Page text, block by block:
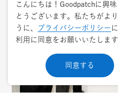
こんにちは！Goodpatchに興
とうございます。私たちがよ
うに、
プライバシーポリシー
利用に同意をお願いいたしま
同意する